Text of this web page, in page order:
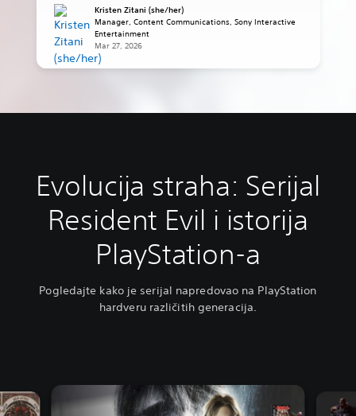
to strike against the village in Resident Evil 4. lovers_nero
shares the dog attack scene in Resident Evil. juniaxe
shares Jake […]
Kristen Zitani (she/her)
Manager, Content Communications, Sony Interactive
Entertainment
Mar 27, 2026
Evolucija straha: Serijal
Resident Evil i istorija
PlayStation-a
Pogledajte kako je serijal napredovao na PlayStation
hardveru različitih generacija.